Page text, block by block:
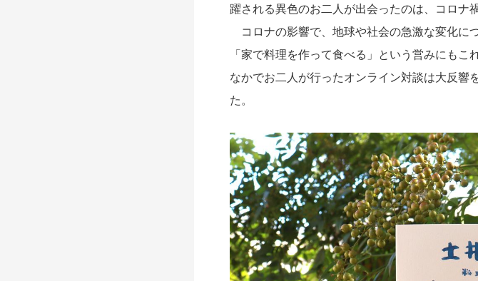
躍される異色のお二人が出会ったのは、コロナ
コロナの影響で、地球や社会の急激な変化に
「家で料理を作って食べる」という営みにも
なかでお二人が行ったオンライン対談は大反響を
た。